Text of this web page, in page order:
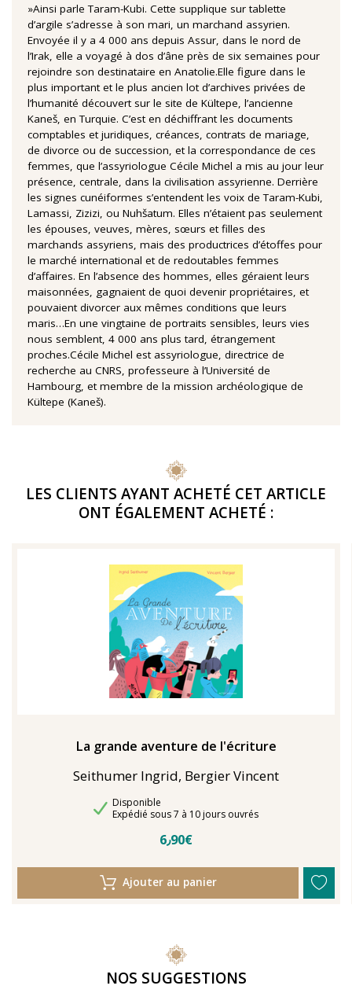
»Ainsi parle Taram-Kubi. Cette supplique sur tablette
d’argile s’adresse à son mari, un marchand assyrien.
Envoyée il y a 4 000 ans depuis Assur, dans le nord de
l’Irak, elle a voyagé à dos d’âne près de six semaines pour
rejoindre son destinataire en Anatolie.Elle figure dans le
plus important et le plus ancien lot d’archives privées de
l’humanité découvert sur le site de Kültepe, l’ancienne
Kaneš, en Turquie. C’est en déchiffrant les documents
comptables et juridiques, créances, contrats de mariage,
de divorce ou de succession, et la correspondance de ces
femmes, que l’assyriologue Cécile Michel a mis au jour leur
présence, centrale, dans la civilisation assyrienne. Derrière
les signes cunéiformes s’entendent les voix de Taram-Kubi,
Lamassi, Zizizi, ou Nuhšatum. Elles n’étaient pas seulement
les épouses, veuves, mères, sœurs et filles des
marchands assyriens, mais des productrices d’étoffes pour
le marché international et de redoutables femmes
d’affaires. En l’absence des hommes, elles géraient leurs
maisonnées, gagnaient de quoi devenir propriétaires, et
pouvaient divorcer aux mêmes conditions que leurs
maris…En une vingtaine de portraits sensibles, leurs vies
nous semblent, 4 000 ans plus tard, étrangement
proches.Cécile Michel est assyriologue, directrice de
recherche au CNRS, professeure à l’Université de
Hambourg, et membre de la mission archéologique de
Kültepe (Kaneš).
LES CLIENTS AYANT ACHETÉ CET ARTICLE
ONT ÉGALEMENT ACHETÉ :
La grande aventure de l'écriture
Seithumer Ingrid, Bergier Vincent
Disponibilité
Disponible
Délais de livraison
Expédié sous 7 à 10 jours ouvrés
6٫90€
Ajouter au panier
NOS SUGGESTIONS